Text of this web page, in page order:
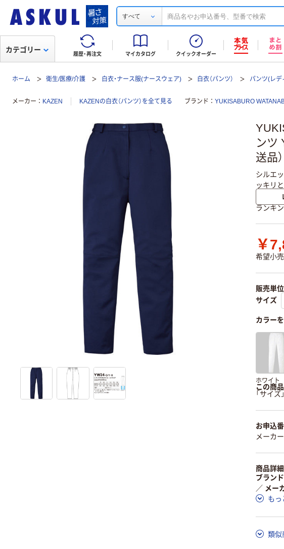
すべて
履歴・再注文 マイカタログ クイックオーダー
カテゴリー
ホーム 衛生/医療/介護 白衣・ナース服(ナースウェア) 白衣（パンツ） パンツ(レデ
メーカー KAZEN KAZENの白衣（パンツ）を全て見る ブランド YUKISABURO
ンツ
送品）
シルエ
ッキリ
ランキ
￥
希望小
販売単
サイズ
カラー
ホワイト
この商
「サイズ
お申込
メーカ
商品詳細
ブラン
／ メー
もっ
類似